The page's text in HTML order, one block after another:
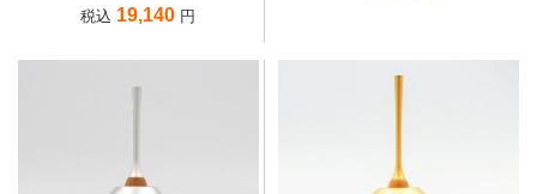
税込 19,140 円